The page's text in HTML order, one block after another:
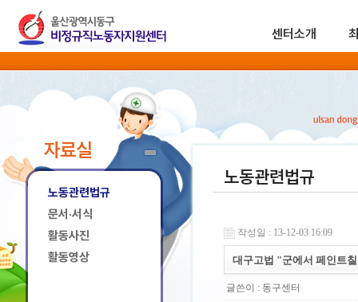
센터소개
자료실
노동관련법규
문서·서식
활동사진
활동영상
노동관련법규
작성일 : 13-12-03 16:09
대구고법 "군에서 페인트
글쓴이 : 동구센터